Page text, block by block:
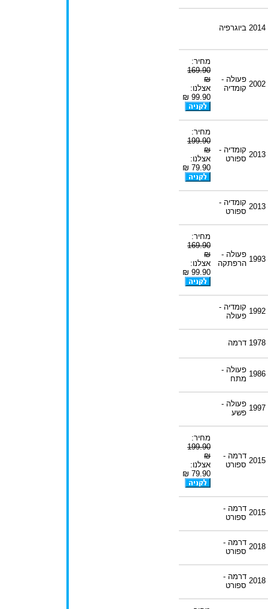
2014 ביוגרפיה
2002
פעולה -
קומדיה
מחיר:
169.90
₪
אצלנו:
99.90 ₪
2013
קומדיה -
ספורט
מחיר:
199.90
₪
אצלנו:
79.90 ₪
2013 קומדיה -
ספורט
1993
פעולה -
הרפתקה
מחיר:
169.90
₪
אצלנו:
99.90 ₪
1992 קומדיה -
פעולה
1978 דרמה
1986 פעולה -
מתח
1997 פעולה -
פשע
2015
דרמה -
ספורט
מחיר:
199.90
₪
אצלנו:
79.90 ₪
2015 דרמה -
ספורט
2018 דרמה -
ספורט
2018 דרמה -
ספורט